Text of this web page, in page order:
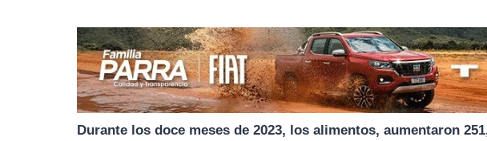
k
m
p
Durante los doce meses de 2023, los alimentos, aumentaron